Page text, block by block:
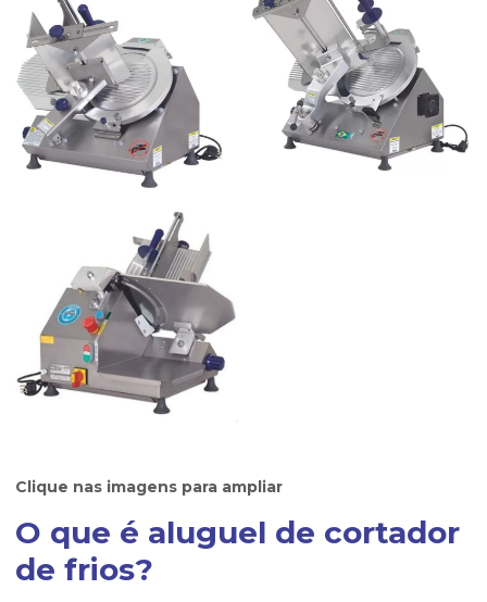
Clique nas imagens para ampliar
O que é aluguel de cortador
de frios?